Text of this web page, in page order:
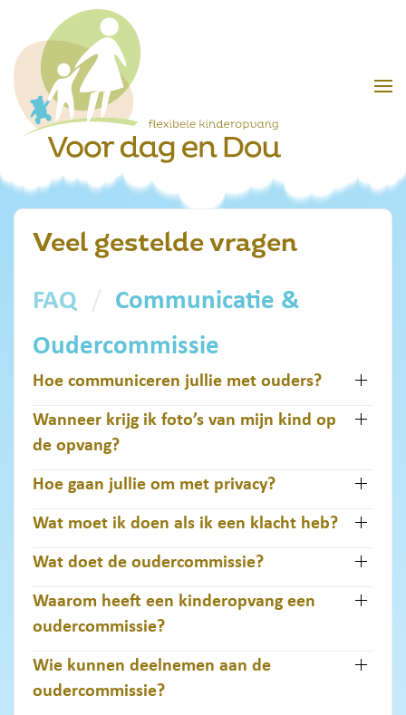
Skip to main content
Veel gestelde vragen
FAQ
Communicatie &
Oudercommissie
Hoe communiceren jullie met ouders?
Wanneer krijg ik foto’s van mijn kind op
de opvang?
Hoe gaan jullie om met privacy?
Wat moet ik doen als ik een klacht heb?
Wat doet de oudercommissie?
Waarom heeft een kinderopvang een
oudercommissie?
Wie kunnen deelnemen aan de
oudercommissie?